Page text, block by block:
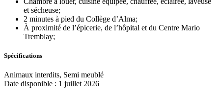
et sécheuse;
2 minutes à pied du Collège d’Alma;
À proximité de l’épicerie, de l’hôpital et du Centre Mario
Tremblay;
Spécifications
Animaux interdits, Semi meublé
Date disponible : 1 juillet 2026